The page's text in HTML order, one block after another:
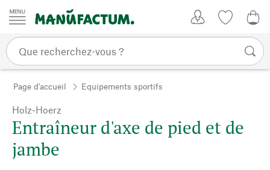
Passer au contenu
Page d'accueil Equipements sportifs
Holz-Hoerz
Entraîneur d'axe de pied et de
jambe